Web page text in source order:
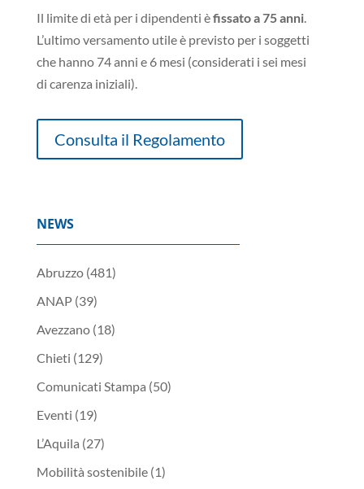
Il limite di età per i dipendenti èfissato a 75 anni.
L’ultimo versamento utile è previsto per i soggetti
che hanno 74 anni e 6 mesi (considerati i sei mesi
di carenza iniziali).
Consulta il Regolamento
NEWS
Abruzzo(481)
ANAP(39)
Avezzano(18)
Chieti (129)
Comunicati Stampa (50)
Eventi (19)
L’Aquila (27)
Mobilità sostenibile(1)